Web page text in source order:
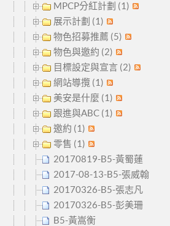
MPCP分紅計劃 (1)
展示計劃 (1)
物色招募推薦 (5)
物色與邀約 (2)
目標設定與宣言 (2)
網站導攬 (1)
美安是什麼 (1)
跟進與ABC (1)
邀約 (1)
零售 (1)
20170819-B5-黃蜀蓮
2017-08-13-B5-張威翰
20170326-B5-張志凡
20170326-B5-彭美珊
B5-黃嵩衡